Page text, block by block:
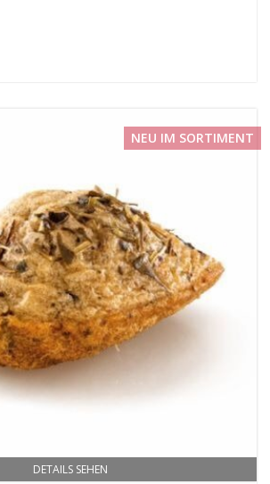
DETAILS SEHEN
NEU IM SORTIMENT